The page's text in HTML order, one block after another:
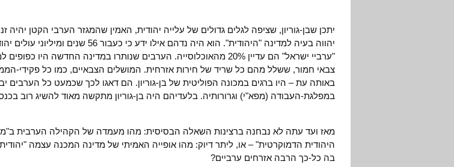
יתכן שבן-גוריון, שציפה לגלים גדולים של עלייה יהודית, האמין שהמגזר הערבי הקטן יהיה
יהווה בעיה למדינה "היהודית". הוא היה נדהם אילו ידע כי כעבור 56 שנים
"ערביי ישראל" הם עדיין 20% מהאוכלוסייה. הערבים שנותרו במדינה החדשה היו
צבאי חמור, ששלל מהם כל שריד של חירות אזרחית. המושלים הצבאיים, כמו כל פקידי-
באותה עת – היו ברגים במכונה הפוליטית של בן-גוריון. הם דאגו לכך שכמעט כל הערבים
במפלגת-העבודה (מפא"י) וגרורותיה. בלעדיהם היה בן-גוריון מתקשה מאוד להשיג רוב
מאז ועד עתה לא נבחנה ברצינות השאלה הבסיסית: מהו מעמדה של הקהילה הערבית
היהודית הדמוקרטית" – או, ליתר דיוק: מהו אופייה האמיתי של מדינה המכנה עצמה
בה כל-כך הרבה אזרחים ערביים?